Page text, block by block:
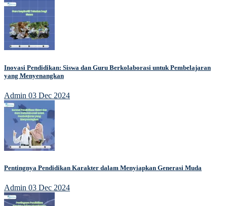
Inovasi Pendidikan: Siswa dan Guru Berkolaborasi untuk Pembelajaran
yang Menyenangkan
Admin 03 Dec 2024
Pentingnya Pendidikan Karakter dalam Menyiapkan Generasi Muda
Admin 03 Dec 2024